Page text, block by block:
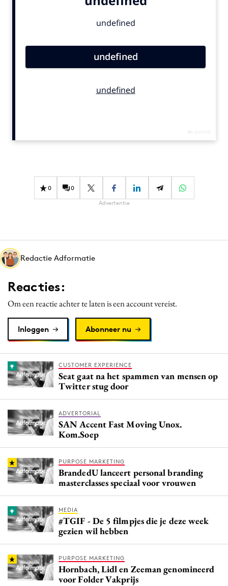
Gedragsverandering
Influencer marketing
Media
Merkstrategie
PR
Programmatic
Purpose Marketing
0 0
Advertentie
Redactie Adformatie
Reacties:
Om een reactie achter te laten is een account vereist.
Inloggen Abonneer nu
CUSTOMER EXPERIENCE
Seat gaat na het spammen van mensen op
Twitter stug door
ADVERTORIAL
SAN Accent Fast Moving Unox.
Kom.Soep
PURPOSE MARKETING
BrandedU lanceert personal branding
masterclasses speciaal voor vrouwen
MEDIA
#TGIF - De 5 filmpjes die je deze week
gezien wil hebben
PURPOSE MARKETING
Hornbach, Lidl en Zeeman genomineerd
voor Folder Vakprijs